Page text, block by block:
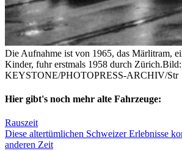
Die Aufnahme ist von 1965, das Märlitram,
Kinder, fuhr erstmals 1958 durch Zürich.Bild:
KEYSTONE/PHOTOPRESS-ARCHIV/Str
Hier gibt's noch mehr alte Fahrzeuge:
Rauszeit
Diese altertümlichen Schweizer Erlebnisse
anderen Zeit